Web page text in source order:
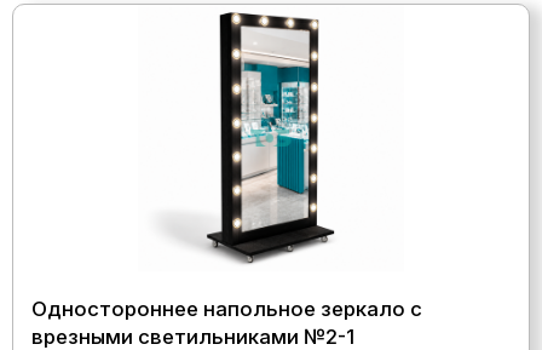
Одностороннее напольное зеркало с
врезными светильниками №2-1